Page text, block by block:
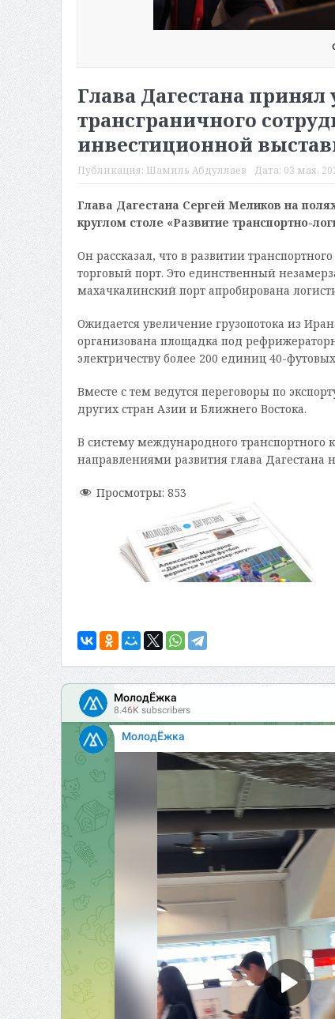
Глава Дагестана принял
трансграничного
инвестиционной
Публикация: Шамиль Абдуллаев Дата: 03 мая,
Глава Дагестана Сергей Меликов на
круглом столе «Развитие транспортно-
Он рассказал, что в развитии
торговый порт. Это единственный
махачкалинский порт апробирована
Ожидается увеличение грузопотока из
организована площадка под
электричеству более 200 единиц 40-
Вместе с тем ведутся переговоры по
других стран Азии и Ближнего Востока.
В систему международного
направлениями развития глава
Просмотры: 853